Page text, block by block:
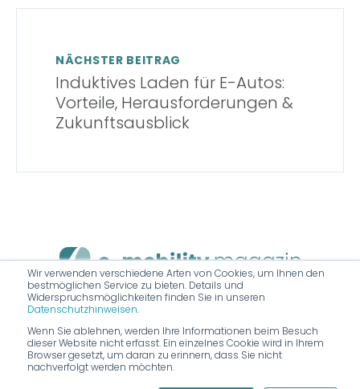
Wir verwenden verschiedene Arten von Cookies, um Ihnen den
bestmöglichen Service zu bieten. Details und
Widerspruchsmöglichkeiten finden Sie in unseren
Datenschutzhinweisen.
Wenn Sie ablehnen, werden Ihre Informationen beim Besuch
dieser Website nicht erfasst. Ein einzelnes Cookie wird in Ihrem
Browser gesetzt, um daran zu erinnern, dass Sie nicht
nachverfolgt werden möchten.
NÄCHSTER BEITRAG
Induktives Laden für E-Autos:
Vorteile, Herausforderungen &
Zukunftsausblick
Das nächste Auto wird elektrisch.